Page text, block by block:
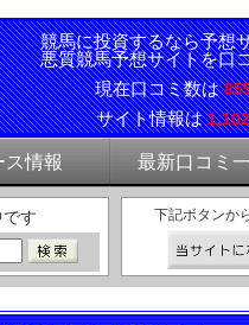
競馬に投資するなら予想
悪質競馬予想サイトを口
現在口コミ数は
サイト情報は
ス情報 最新口コミ
す 下記ボタンか